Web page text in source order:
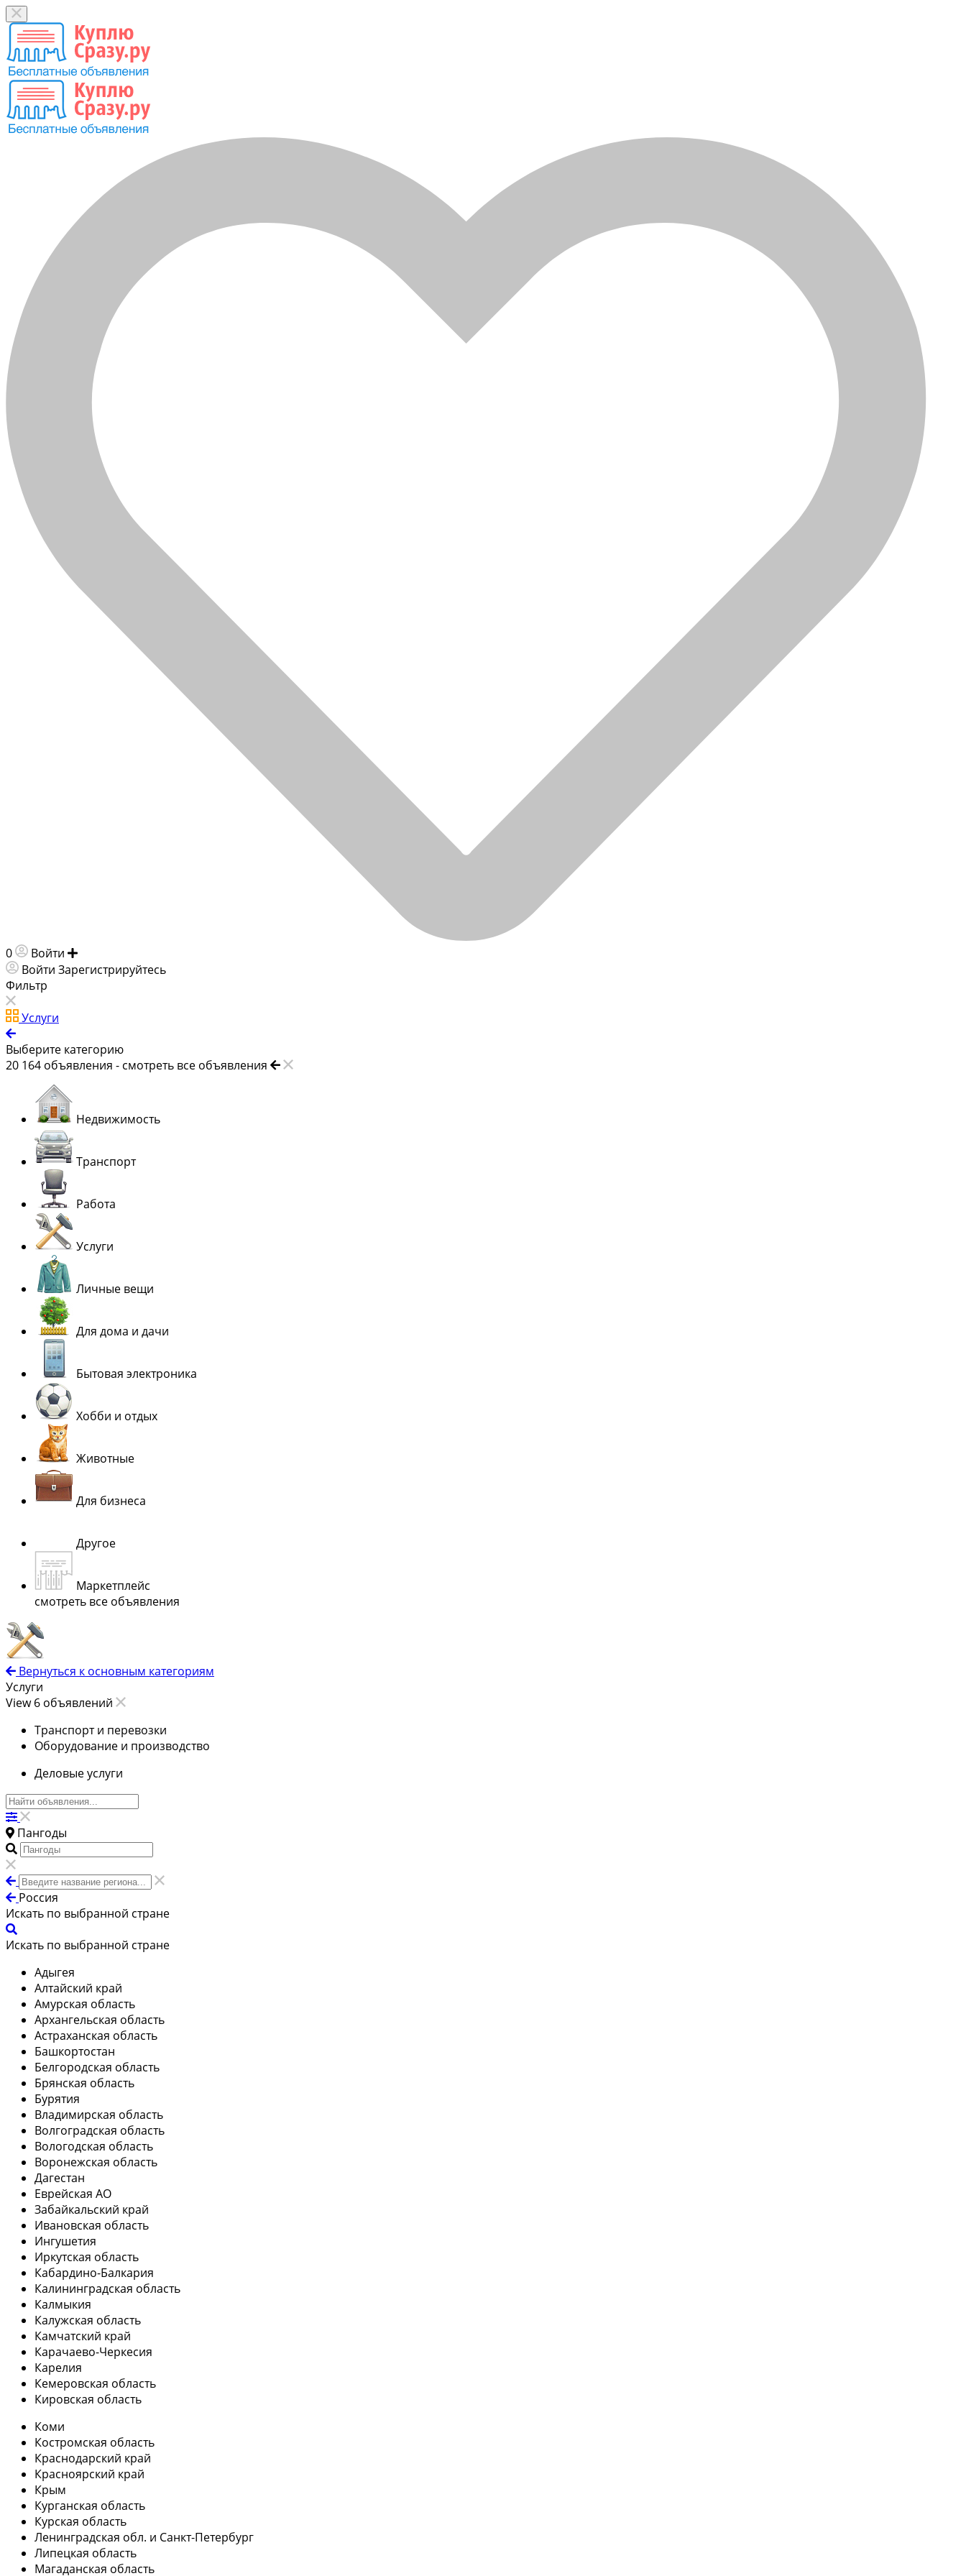
0 Войти
Войти Зарегистрируйтесь
Фильтр
Услуги
Выберите категорию
20 164 объявления - смотреть все объявления
Недвижимость
Транспорт
Работа
Услуги
Личные вещи
Для дома и дачи
Бытовая электроника
Хобби и отдых
Животные
Для бизнеса
Другое
Маркетплейс
смотреть все объявления
Вернуться к основным категориям
Услуги
View 6 объявлений
Транспорт и перевозки
Оборудование и производство
Деловые услуги
Пангоды
Россия
Искать по выбранной стране
Искать по выбранной стране
Адыгея
Алтайский край
Амурская область
Архангельская область
Астраханская область
Башкортостан
Белгородская область
Брянская область
Бурятия
Владимирская область
Волгоградская область
Вологодская область
Воронежская область
Дагестан
Еврейская АО
Забайкальский край
Ивановская область
Ингушетия
Иркутская область
Кабардино-Балкария
Калининградская область
Калмыкия
Калужская область
Камчатский край
Карачаево-Черкесия
Карелия
Кемеровская область
Кировская область
Коми
Костромская область
Краснодарский край
Красноярский край
Крым
Курганская область
Курская область
Ленинградская обл. и Санкт-Петербург
Липецкая область
Магаданская область